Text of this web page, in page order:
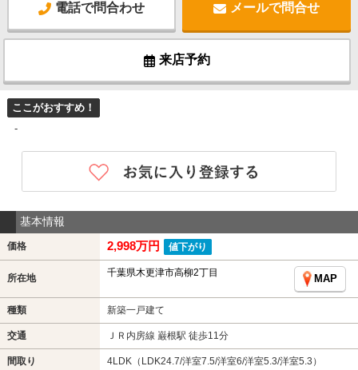
電話で問合わせ メールで問合せ
来店予約
ここがおすすめ！
-
基本情報
価格 2,998万円 値下がり
所在地 千葉県木更津市高柳2丁目
MAP
種類 新築一戸建て
交通 ＪＲ内房線 巌根駅 徒歩11分
間取り 4LDK（LDK24.7/洋室7.5/洋室6/洋室5.3/洋室5.3）